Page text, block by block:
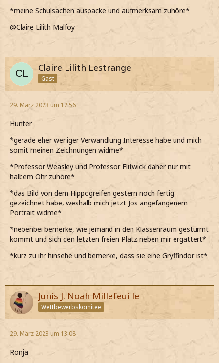
*meine Schulsachen auspacke und aufmerksam zuhöre*
@Claire Lilith Malfoy
Claire Lilith Lestrange
Gast
29. März 2023 um 12:56
Hunter
*gerade eher weniger Verwandlung Interesse habe und mich
somit meinen Zeichnungen widme*
*Professor Weasley und Professor Flitwick daher nur mit
halbem Ohr zuhöre*
*das Bild von dem Hippogreifen gestern noch fertig
gezeichnet habe, weshalb mich jetzt Jos angefangenem
Portrait widme*
*nebenbei bemerke, wie jemand in den Klassenraum gestürmt
kommt und sich den letzten freien Platz neben mir ergattert*
*kurz zu ihr hinsehe und bemerke, dass sie eine Gryffindor ist*
Junis J. Noah Millefeuille
Wettbewerbskomitee
29. März 2023 um 13:08
Ronja